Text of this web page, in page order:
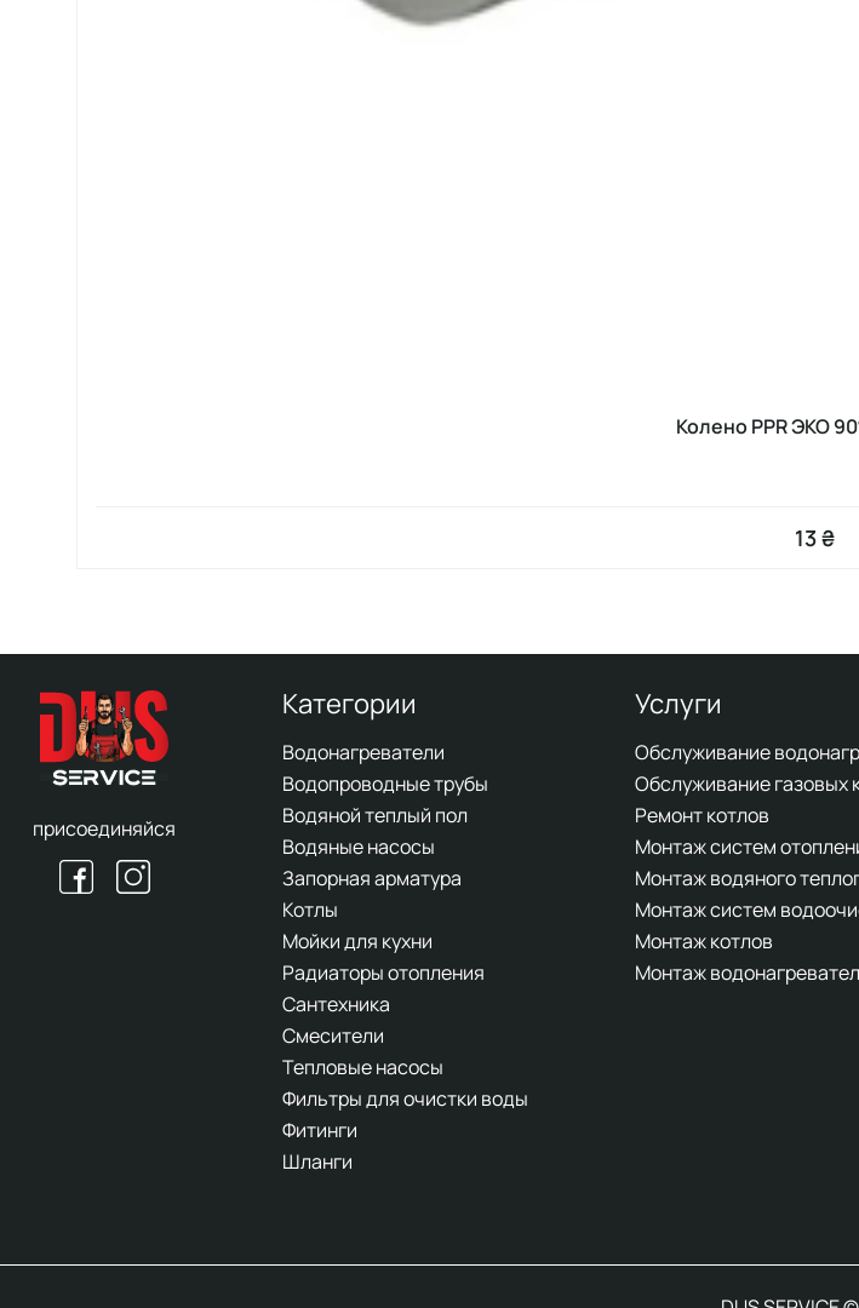
Колено PPR ЭКО
13 ₴
присоединяйся
Категории
Водонагреватели
Водопроводные трубы
Водяной теплый пол
Водяные насосы
Запорная арматура
Котлы
Мойки для кухни
Радиаторы отопления
Сантехника
Смесители
Тепловые насосы
Фильтры для очистки воды
Фитинги
Шланги
Услуги
Обслуживание
Обслуживание газовых
Ремонт котлов
Монтаж систем
Монтаж водяного
Монтаж систем
Монтаж котлов
Монтаж